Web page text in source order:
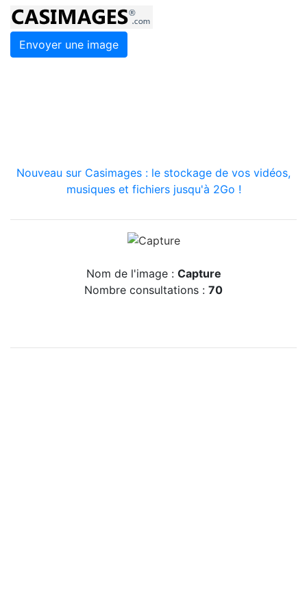
Envoyer une image
Nouveau sur Casimages : le stockage de vos vidéos,
musiques et fichiers jusqu'à 2Go !
Nom de l'image : Capture
Nombre consultations : 70